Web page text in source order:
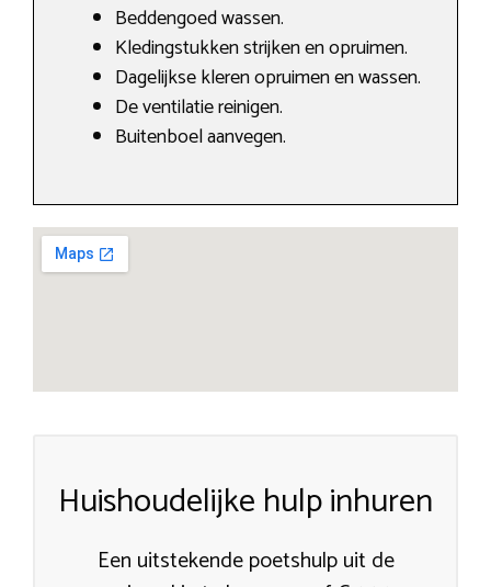
Beddengoed wassen.
Kledingstukken strijken en opruimen.
Dagelijkse kleren opruimen en wassen.
De ventilatie reinigen.
Buitenboel aanvegen.
Huishoudelijke hulp inhuren
Een uitstekende poetshulp uit de